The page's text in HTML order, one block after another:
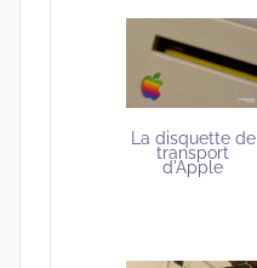
La disquette de
transport
d'Apple